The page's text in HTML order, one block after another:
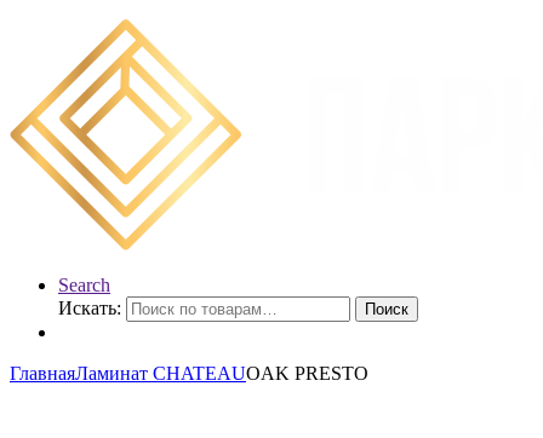
Search
Искать:
Поиск
ГлавнаяЛаминат CHATEAUOAK PRESTO